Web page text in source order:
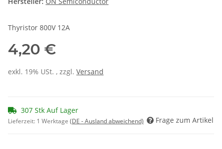
Thyristor 800V 12A
4,20 €
exkl. 19% USt. , zzgl. Versand
307 Stk Auf Lager
Lieferzeit: 1 Werktage (DE - Ausland abweichend) Frage zum Artikel